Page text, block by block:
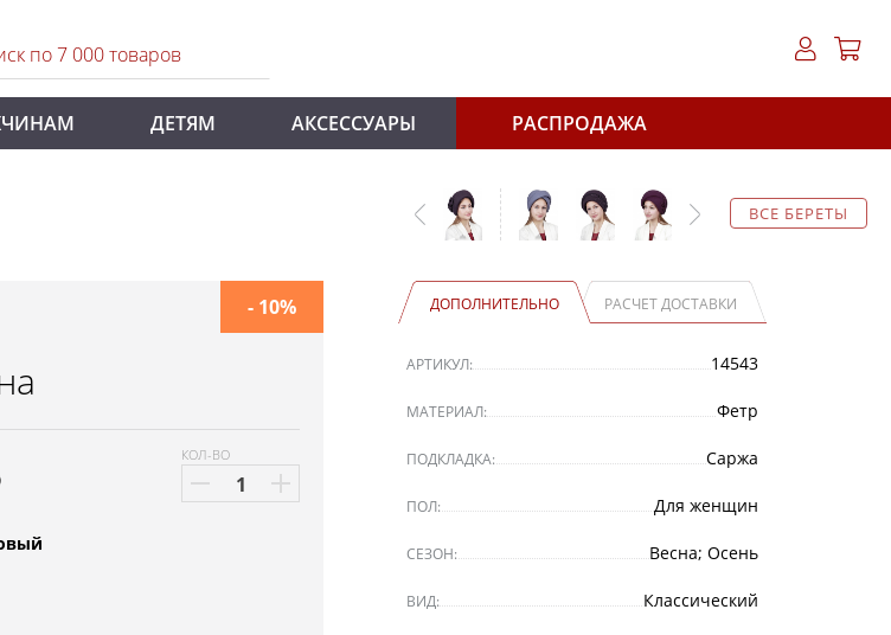
ДЕТЯМ АКСЕССУАРЫ РАСПРОДАЖА
ВСЕ БЕРЕТЫ
- 10%
КОЛ-ВО
ДОПОЛНИТЕЛЬНО РАСЧЕТ ДОСТАВКИ
АРТИКУЛ: 14543
МАТЕРИАЛ: Фетр
ПОДКЛАДКА: Саржа
ПОЛ: Для женщин
СЕЗОН: Весна; Осень
ВИД: Классический